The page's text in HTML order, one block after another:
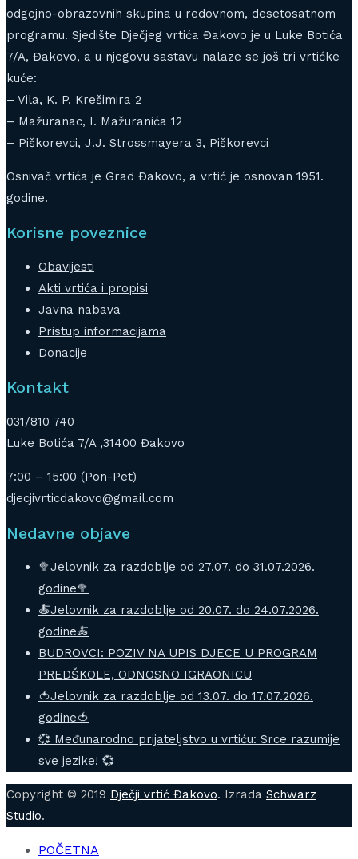
odgojno-obrazovnih skupina u redovnom, desetosatnom
programu. Sjedište Dječjeg vrtića Đakovo je u Luke Botića
7/A, Đakovo, a u njegovu sastavu nalaze se još tri vrtićke
kuće:
– Vila, K. P. Krešimira 2
– Mažuranac, I. Mažuranića 12
– Piškorevci, J.J. Strossmayera 3, Piškorevci
Osnivač vrtića je Grad Đakovo, a vrtić je osnovan 1951.
godine.
Korisne poveznice
Obavijesti
Akti vrtića i propisi
Javna nabava
Pristup informacijama
Donacije
Kontakt
031/810 740
Luke Botića 7/A ,31400 Đakovo
7:00 – 15:00 (Pon-Pet)
djecjivrticdakovo@gmail.com
Nedavne objave
🥦Jelovnik za razdoblje od 27.07. do 31.07.2026.
godine🥦
🍝Jelovnik za razdoblje od 20.07. do 24.07.2026.
godine🍝
BUDROVCI: POZIV NA UPIS DJECE U PROGRAM
PREDŠKOLE, ODNOSNO IGRAONICU
🍅Jelovnik za razdoblje od 13.07. do 17.07.2026.
godine🍅
💞 Međunarodno prijateljstvo u vrtiću: Srce razumije
sve jezike! 💞
Copyright © 2019 Dječji vrtić Đakovo. Izrada Schwarz
Studio.
POČETNA